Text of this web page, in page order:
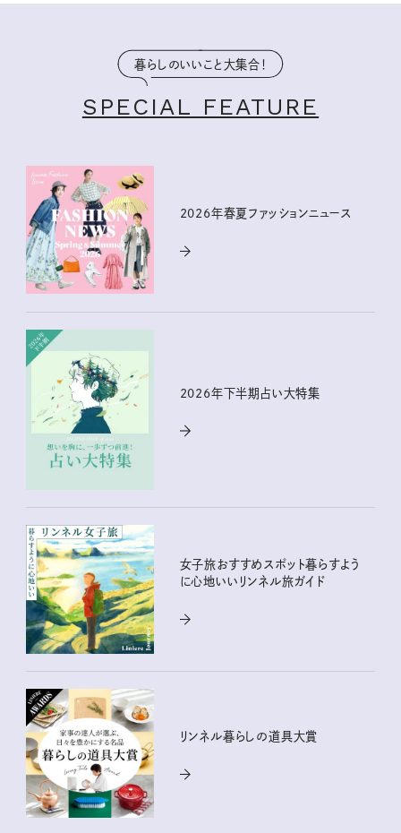
暮らしのいいこと大集合！
SPECIAL FEATURE
2026年春夏ファッションニュース
2026年下半期占い大特集
女子旅おすすめスポット暮らすよう
に心地いいリンネル旅ガイド
リンネル暮らしの道具大賞